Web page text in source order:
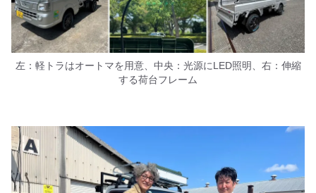
左：軽トラはオートマを用意、中央：光源にLED照明、右：伸縮
する荷台フレーム